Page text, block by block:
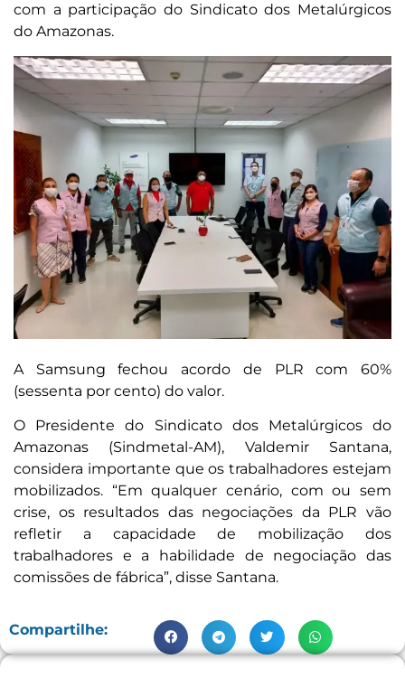
com a participação do Sindicato dos Metalúrgicos
do Amazonas.
A Samsung fechou acordo de PLR com 60%
(sessenta por cento) do valor.
O Presidente do Sindicato dos Metalúrgicos do
Amazonas (Sindmetal-AM), Valdemir Santana,
considera importante que os trabalhadores estejam
mobilizados. “Em qualquer cenário, com ou sem
crise, os resultados das negociações da PLR vão
refletir a capacidade de mobilização dos
trabalhadores e a habilidade de negociação das
comissões de fábrica”, disse Santana.
Compartilhe: